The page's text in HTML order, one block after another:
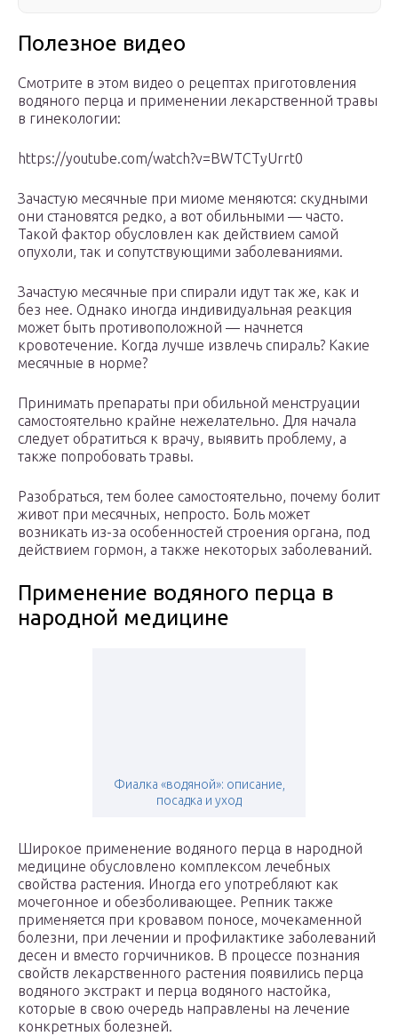
Полезное видео
Смотрите в этом видео о рецептах приготовления
водяного перца и применении лекарственной травы
в гинекологии:
https://youtube.com/watch?v=BWTCTyUrrt0
Зачастую месячные при миоме меняются: скудными
они становятся редко, а вот обильными — часто.
Такой фактор обусловлен как действием самой
опухоли, так и сопутствующими заболеваниями.
Зачастую месячные при спирали идут так же, как и
без нее. Однако иногда индивидуальная реакция
может быть противоположной — начнется
кровотечение. Когда лучше извлечь спираль? Какие
месячные в норме?
Принимать препараты при обильной менструации
самостоятельно крайне нежелательно. Для начала
следует обратиться к врачу, выявить проблему, а
также попробовать травы.
Разобраться, тем более самостоятельно, почему болит
живот при месячных, непросто. Боль может
возникать из-за особенностей строения органа, под
действием гормон, а также некоторых заболеваний.
Применение водяного перца в
народной медицине
Фиалка «водяной»: описание,
посадка и уход
Широкое применение водяного перца в народной
медицине обусловлено комплексом лечебных
свойства растения. Иногда его употребляют как
мочегонное и обезболивающее. Репник также
применяется при кровавом поносе, мочекаменной
болезни, при лечении и профилактике заболеваний
десен и вместо горчичников. В процессе познания
свойств лекарственного растения появились перца
водяного экстракт и перца водяного настойка,
которые в свою очередь направлены на лечение
конкретных болезней.